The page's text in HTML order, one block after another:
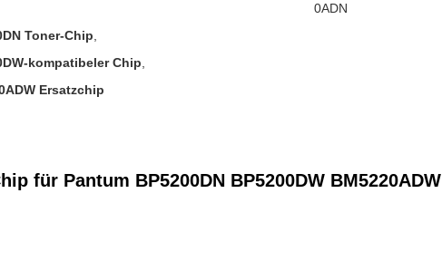
0ADN
Toner-Chip
kompatibeler Chip
Ersatzchip
für Pantum BP5200DN BP5200DW BM5220ADW